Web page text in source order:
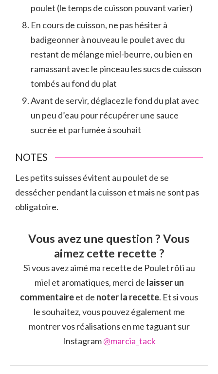
poulet (le temps de cuisson pouvant varier)
En cours de cuisson, ne pas hésiter à
badigeonner à nouveau le poulet avec du
restant de mélange miel-beurre, ou bien en
ramassant avec le pinceau les sucs de cuisson
tombés au fond du plat
Avant de servir, déglacez le fond du plat avec
un peu d’eau pour récupérer une sauce
sucrée et parfumée à souhait
NOTES
Les petits suisses évitent au poulet de se
dessécher pendant la cuisson et mais ne sont pas
obligatoire.
Vous avez une question ? Vous
aimez cette recette ?
Si vous avez aimé ma recette de Poulet rôti au
miel et aromatiques, merci de laisser un
commentaireet de noter la recette. Et si vous
le souhaitez, vous pouvez également me
montrer vos réalisations en me taguant sur
Instagram@marcia_tack